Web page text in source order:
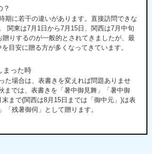
？
期に若干の違いがあります。直接訪問できな
関東は7月1日から7月15日、関西は7月中旬
贈りするのが一般的とされてきましたが、最
目安に贈る方が多くなってきています。
まった時
た場合は、表書きを変えれば問題ありませ
までは、表書きを「暑中御見舞」「暑中御
まで(関西は8月15日までは「御中元」)は表
「残暑御伺」として贈ります。